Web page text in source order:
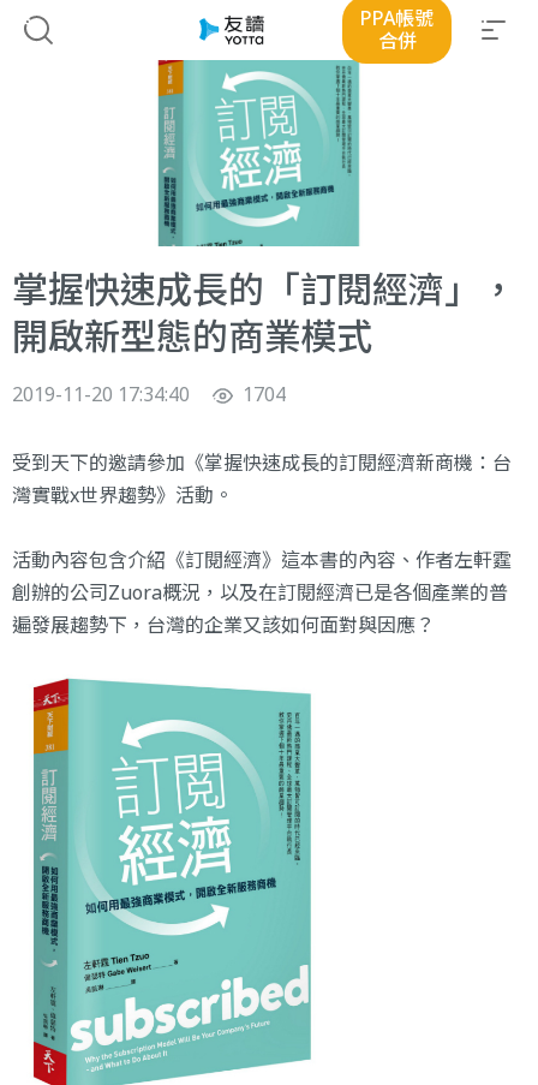
PPA帳號
合併
掌握快速成長的「訂閱經濟」，
開啟新型態的商業模式
2019-11-20 17:34:40 1704
受到天下的邀請參加《掌握快速成長的訂閱經濟新商機：台
灣實戰x世界趨勢》活動。
活動內容包含介紹《訂閱經濟》這本書的內容、作者左軒霆
創辦的公司Zuora概況，以及在訂閱經濟已是各個產業的普
遍發展趨勢下，台灣的企業又該如何面對與因應？